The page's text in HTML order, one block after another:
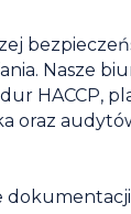
Nasze
HACCP,
oraz